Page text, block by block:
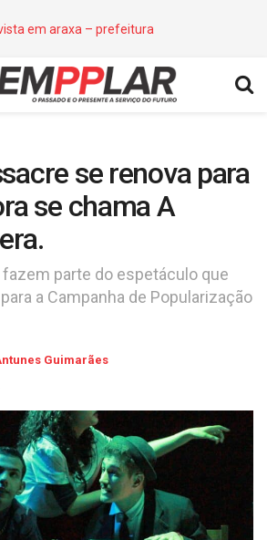
se renova para
se chama A
parte do espetáculo que
a Campanha de Popularização
Guimarães